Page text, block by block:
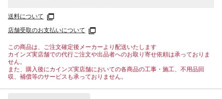
送料について
店舗受取のお支払いについて
この商品は、ご注文確定後メーカーより配送いたします
カインズ実店舗での代行ご注文や出品者へのお取り寄せ依頼は承っておりま
せん。
また、購入後にカインズ実店舗においての各商品の工事・施工、不用品回
収、補償等のサービスも承っておりません。